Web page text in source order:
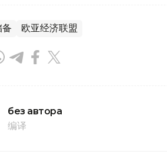
备 欧亚经济联盟
без автора
编译